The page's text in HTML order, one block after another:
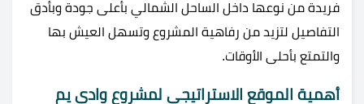
فريدة من نوعها داخل الساحل الشمالي بأعلى جودة وبأدق
التفاصيل لتزيد من رفاهية المشروع وتسهل العيش بها
والتمتع بأحلى الأوقات.
أهمية الموقع الاستراتيجي لمشروع وادي يم